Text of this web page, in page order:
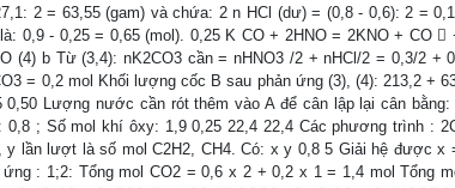
2 = 63,55 (gam) và chứa: 2 n HCl (dư) = (0,8 - 0,6): 2 =
0,9 - 0,25 = 0,65 (mol). 0,25 K CO + 2HNO = 2KNO + CO
(4) b Từ (3,4): nK2CO3 cần = nHNO3 /2 + nHCl/2 = 0,3/2 +
= 0,2 mol Khối lượng cốc B sau phản ứng (3), (4): 213,2 +
Lượng nước cần rót thêm vào A để cân lập lại cân bằng:
; Số mol khí ôxy: 1,9 0,25 22,4 22,4 Các phương trình :
y lần lượt là số mol C2H2, CH4. Có: x y 0,8 5 Giải hệ được
: 1;2: Tổng mol CO2 = 0,6 x 2 + 0,2 x 1 = 1,4 mol Tổng